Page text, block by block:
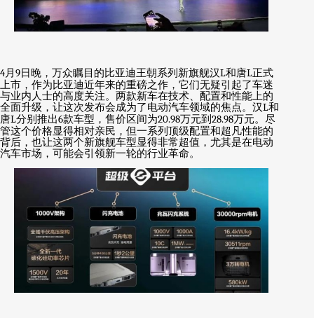
4月9日晚，万众瞩目的比亚迪王朝系列新旗舰汉L和唐L正式
上市，作为比亚迪近年来的重磅之作，它们无疑引起了车迷
与业内人士的高度关注。两款新车在技术、配置和性能上的
全面升级，让这次发布会成为了电动汽车领域的焦点。汉L和
唐L分别推出6款车型，售价区间为20.98万元到 28.98万元。尽
管这个价格显得相对亲民，但一系列顶级配置和超凡性能的
背后，也让这两个新旗舰车型显得非常超值，尤其是在电动
汽车市场，可能会引领新一轮的行业革命。